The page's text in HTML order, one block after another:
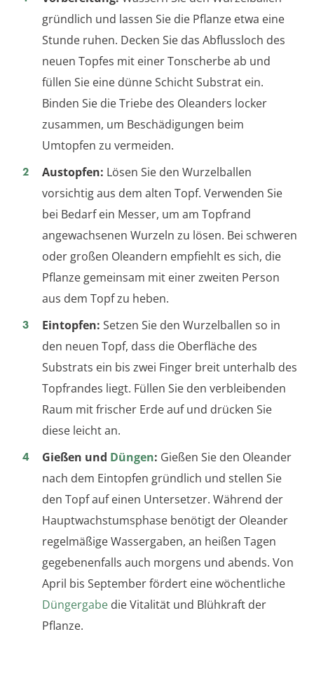
gründlich und lassen Sie die Pflanze etwa eine
Stunde ruhen. Decken Sie das Abflussloch des
neuen Topfes mit einer Tonscherbe ab und
füllen Sie eine dünne Schicht Substrat ein.
Binden Sie die Triebe des Oleanders locker
zusammen, um Beschädigungen beim
Umtopfen zu vermeiden.
Austopfen: Lösen Sie den Wurzelballen
vorsichtig aus dem alten Topf. Verwenden Sie
bei Bedarf ein Messer, um am Topfrand
angewachsenen Wurzeln zu lösen. Bei schweren
oder großen Oleandern empfiehlt es sich, die
Pflanze gemeinsam mit einer zweiten Person
aus dem Topf zu heben.
Eintopfen: Setzen Sie den Wurzelballen so in
den neuen Topf, dass die Oberfläche des
Substrats ein bis zwei Finger breit unterhalb des
Topfrandes liegt. Füllen Sie den verbleibenden
Raum mit frischer Erde auf und drücken Sie
diese leicht an.
Gießen und Düngen: Gießen Sie den Oleander
nach dem Eintopfen gründlich und stellen Sie
den Topf auf einen Untersetzer. Während der
Hauptwachstumsphase benötigt der Oleander
regelmäßige Wassergaben, an heißen Tagen
gegebenenfalls auch morgens und abends. Von
April bis September fördert eine wöchentliche
Düngergabe die Vitalität und Blühkraft der
Pflanze.